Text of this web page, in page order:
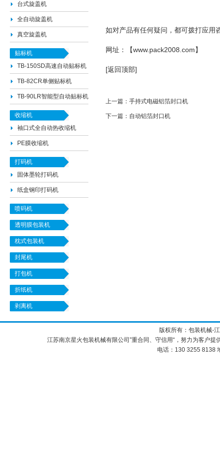
台式旋盖机
全自动旋盖机
真空旋盖机
贴标机
TB-150SD高速自动贴标机
TB-82CR单侧贴标机
TB-90LR智能型自动贴标机
收缩机
袖口式全自动热收缩机
PE膜收缩机
打码机
固体墨轮打码机
纸盒钢印打码机
喷码机
透明膜包装机
枕式包装机
封尾机
打包机
折纸机
剥离机
如对产品有任何疑问，都可拨打应用
网址：【www.pack2008.com】
[返回顶部]
上一篇： 手持式电磁铝箔封口机
下一篇： 自动铝箔封口机
版权所有：包装机械-
江苏南京星火包装机械有限公司”重合同、守信用“，努力为客户提
电话：130 3255 8138